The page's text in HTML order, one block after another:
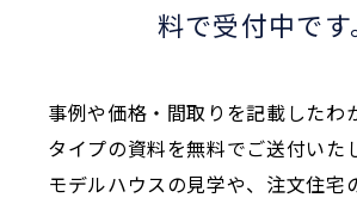
料で受付中です
事例や価格・間取りを記載したわ
タイプの資料を無料でご送付いた
モデルハウスの見学や、注文住宅